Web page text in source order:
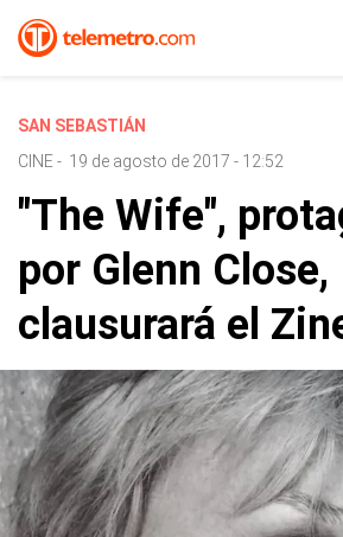
SAN SEBASTIÁN
CINE- 19 de agosto de 2017 - 12:52
"The Wife",
por Glenn Close,
clausurará el